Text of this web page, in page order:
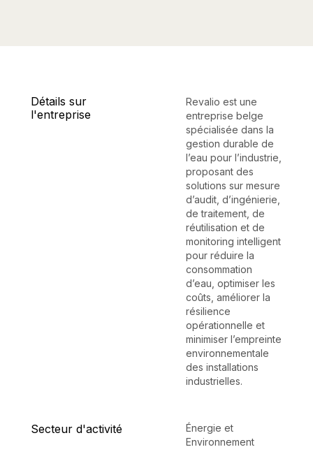
Détails sur
l'entreprise
Revalio est une
entreprise belge
spécialisée dans la
gestion durable de
l’eau pour l’industrie,
proposant des
solutions sur mesure
d’audit, d’ingénierie,
de traitement, de
réutilisation et de
monitoring intelligent
pour réduire la
consommation
d’eau, optimiser les
coûts, améliorer la
résilience
opérationnelle et
minimiser l’empreinte
environnementale
des installations
industrielles.
Secteur d'activité
Énergie et
Environnement